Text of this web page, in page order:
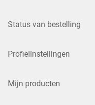
Status van bestelling
Profielinstellingen
Mijn producten